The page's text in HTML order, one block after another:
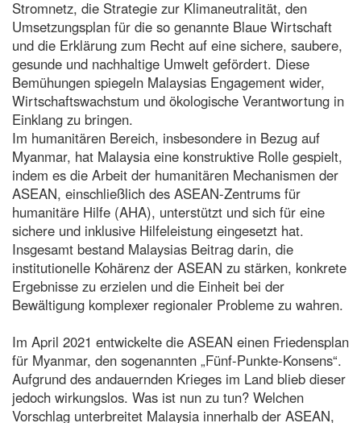
Stromnetz, die Strategie zur Klimaneutralität, den
Umsetzungsplan für die so genannte Blaue Wirtschaft
und die Erklärung zum Recht auf eine sichere, saubere,
gesunde und nachhaltige Umwelt gefördert. Diese
Bemühungen spiegeln Malaysias Engagement wider,
Wirtschaftswachstum und ökologische Verantwortung in
Einklang zu bringen.
Im humanitären Bereich, insbesondere in Bezug auf
Myanmar, hat Malaysia eine konstruktive Rolle gespielt,
indem es die Arbeit der humanitären Mechanismen der
ASEAN, einschließlich des ASEAN-Zentrums für
humanitäre Hilfe (AHA), unterstützt und sich für eine
sichere und inklusive Hilfeleistung eingesetzt hat.
Insgesamt bestand Malaysias Beitrag darin, die
institutionelle Kohärenz der ASEAN zu stärken, konkrete
Ergebnisse zu erzielen und die Einheit bei der
Bewältigung komplexer regionaler Probleme zu wahren.
Im April 2021 entwickelte die ASEAN einen Friedensplan
für Myanmar, den sogenannten „Fünf-Punkte-Konsens“.
Aufgrund des andauernden Krieges im Land blieb dieser
jedoch wirkungslos. Was ist nun zu tun? Welchen
Vorschlag unterbreitet Malaysia innerhalb der ASEAN,